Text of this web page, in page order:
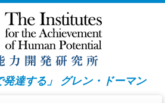
発達する」 グレン・ドーマン